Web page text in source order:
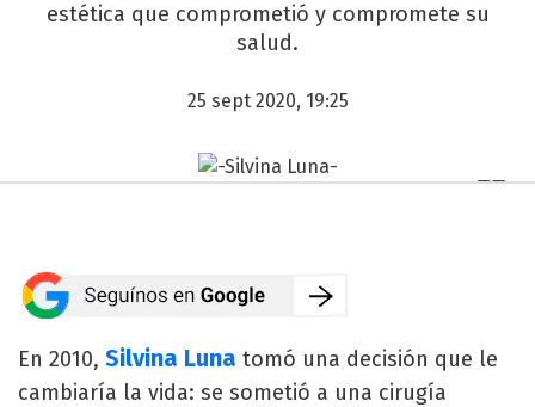
estética que comprometió y compromete su
salud.
25 sept 2020, 19:25
En 2010, Silvina Luna tomó una decisión que le
cambiaría la vida: se sometió a una cirugía